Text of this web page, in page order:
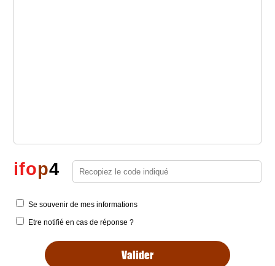
ifop4
Se souvenir de mes informations
Etre notifié en cas de réponse ?